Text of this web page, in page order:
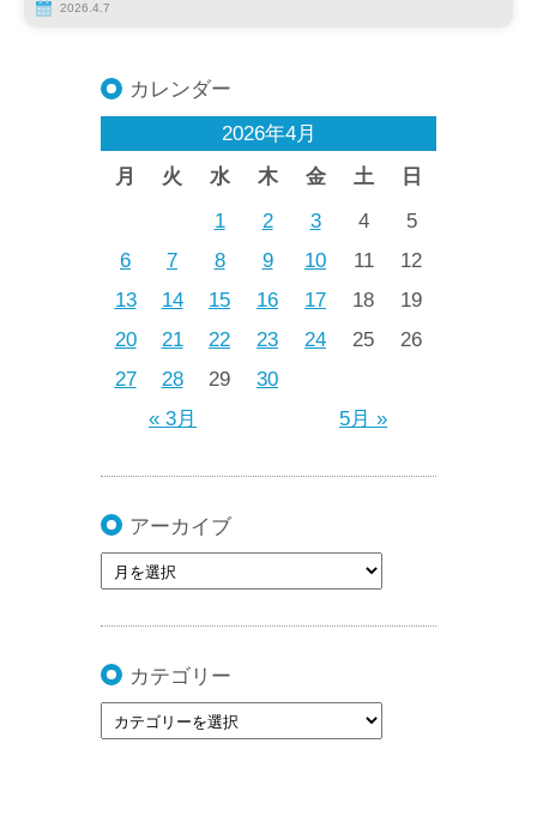
2026.4.7
カレンダー
2026年4月
月
火 水 木 金 土 日
« 3月 5月 »
1 2 3 4
5
6
7 8 9 10 11
12
13
14 15 16 17 18
19
20
21 22 23 24 25
26
27
28 29 30
アーカイブ
カテゴリー